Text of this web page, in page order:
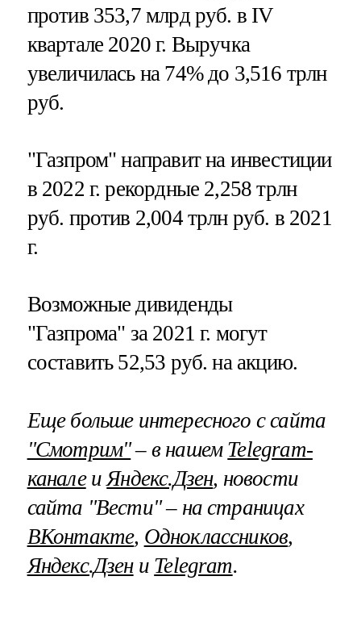
против 353,7 млрд руб. в IV
квартале 2020 г. Выручка
увеличилась на 74% до 3,516 трлн
руб.
"Газпром" направит на инвестиции
в 2022 г. рекордные 2,258 трлн
руб. против 2,004 трлн руб. в 2021
г.
Возможные дивиденды
"Газпрома" за 2021 г. могут
составить 52,53 руб. на акцию.
Еще больше интересного с сайта
"Смотрим"– в нашем Telegram-
каналеи Яндекс.Дзен, новости
сайта "Вести" – на страницах
ВКонтакте, Одноклассников,
Яндекс.Дзени Telegram.